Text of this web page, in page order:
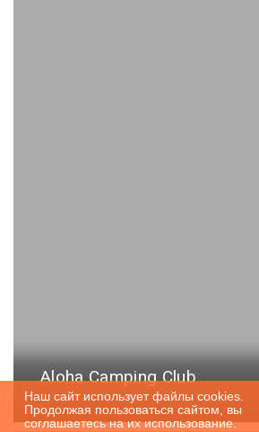
Aloha Camping Club
Наш сайт использует файлы cookies.
Продолжая пользоваться сайтом, вы
соглашаетесь на их использование.